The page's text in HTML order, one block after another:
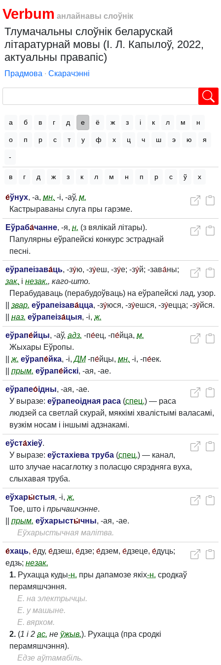
Verbum анлайнавы слоўнік
Тлумачальны слоўнік беларускай
літаратурнай мовы (І. Л. Капылоў, 2022,
актуальны правапіс)
Прадмова ∙ Скарачэнні
а б в г д е ё ж з і к л м н
о п р с т у ф х ц ч ш э ю я
-
в г д ж з к л м н п р с ў х
е́ўнух, -а, мн. -і, -аў, м.
Кастрыраваны слуга пры гарэме.
Еўраба́чанне, -я, н. (з вялікай літары).
Папулярны еўрапейскі конкурс эстраднай
песні.
еўрапеізава́ць, -зу́ю, -зу́еш, -зу́е; -зу́й; -зава́ны;
зак. і незак., каго-што.
Перабудаваць (перабудоўваць) на еўрапейскі лад, узор.
звар. еўрапеізава́цца, -зу́юся, -зу́ешся, -зу́ецца; -зу́йся.
наз. еўрапеіза́цыя, -і, ж.
еўрапе́йцы, -аў, адз. -пе́ец, -пе́йца, м.
Жыхары Еўропы.
ж. еўрапе́йка, -і,ДМ-пе́йцы, мн. -і, -пе́ек.
прым. еўрапе́йскі, -ая, -ае.
еўрапео́ідны, -ая, -ае.
У выразе: еўрапеоідная раса (спец.) — раса
людзей са светлай скурай, мяккімі хвалістымі валасамі,
вузкім носам і іншымі адзнакамі.
еўста́хіеў.
У выразе: еўстахіева труба (спец.) — канал,
што злучае насаглотку з поласцю сярэдняга вуха,
слыхавая труба.
еўхары́стыя, -і, ж.
Тое, што і прычашчэнне.
прым. еўхарысты́чны, -ая, -ае.
Еўхарыстычная малітва.
е́хаць, е́ду, е́дзеш, е́дзе; е́дзем, е́дзеце, е́дуць;
едзь; незак.
1. Рухацца куды-н. пры дапамозе якіх-н. сродкаў
перамяшчэння.
Е. на электрычцы.
Е. у машыне.
Е. вярхом.
2. (1 і 2 ас. не ўжыв.). Рухацца (пра сродкі
перамяшчэння).
Едзе аўтамабіль.